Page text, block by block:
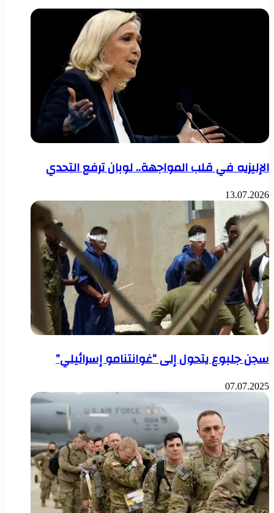
الإليزيه في قلب المواجهة.. لوبان ترفع التحدي
13.07.2026
سجن جلبوع يتحول إلى “غوانتنامو إسرائيلي”
07.07.2025